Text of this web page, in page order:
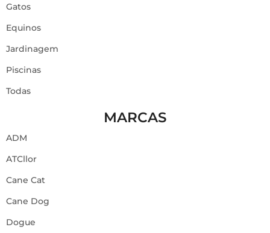
Gatos
Equinos
Jardinagem
Piscinas
Todas
MARCAS
ADM
ATCllor
Cane Cat
Cane Dog
Dogue